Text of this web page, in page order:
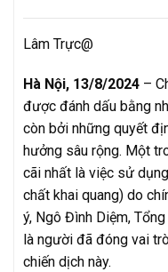
Lâm Trực@
Hà Nội, 13/8/2024 –
được đánh dấu bằng
còn bởi những quyết
hưởng sâu rộng. Một
cãi nhất là việc sử
chất khai quang) do
ý, Ngô Đình Diệm,
là người đã đóng vai
chiến dịch này.